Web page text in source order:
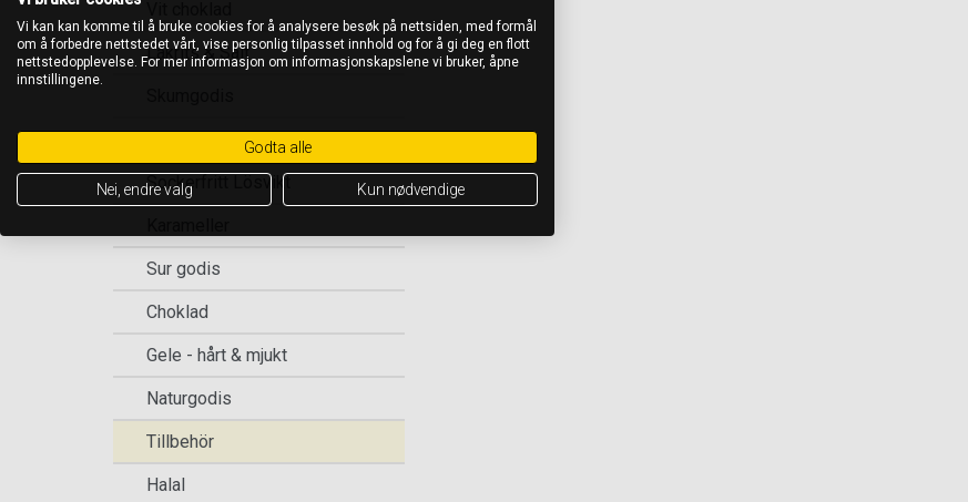
Lakrits & Salt
Fudge
Sockerfritt Lösvikt
Sur godis
Choklad
Gele - hårt & mjukt
Naturgodis
Tillbehör
Halal
Vi kan kan komme til å bruke cookies for å analysere besøk på nettsiden, med formål
om å forbedre nettstedet vårt, vise personlig tilpasset innhold og for å gi deg en flott
nettstedopplevelse. For mer informasjon om informasjonskapslene vi bruker, åpne
innstillingene.
Godta alle
Nei, endre valg Kun nødvendige